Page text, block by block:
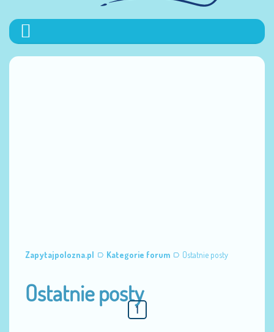
Zapytajpolozna.pl Kategorie forum Ostatnie posty
Ostatnie posty
1